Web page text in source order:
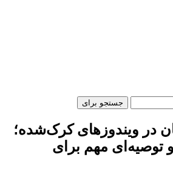
جستجو برای
در ویندوزهای کرک‌شده؛
مهم برای